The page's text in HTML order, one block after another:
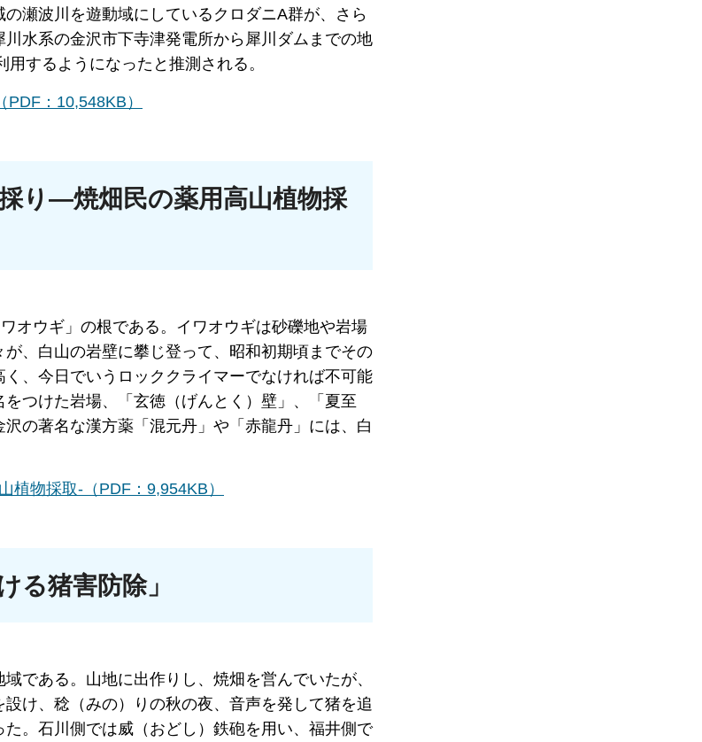
瀬波川を遊動域にしているクロダニA群が、さら
水系の金沢市下寺津発電所から犀川ダムまでの地
するようになったと推測される。
：10,548KB）
り―焼畑民の薬用高山植物採
オウギ」の根である。イワオウギは砂礫地や岩場
、白山の岩壁に攀じ登って、昭和初期頃までその
、今日でいうロッククライマーでなければ不可能
つけた岩場、「玄徳（げんとく）壁」、「夏至
の著名な漢方薬「混元丹」や「赤龍丹」には、白
植物採取-（PDF：9,954KB）
る猪害防除」
である。山地に出作りし、焼畑を営んでいたが、
け、稔（みの）りの秋の夜、音声を発して猪を追
。石川側では威（おどし）鉄砲を用い、福井側で